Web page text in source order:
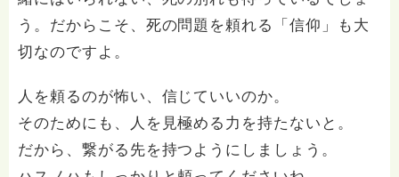
う。だからこそ、死の問題を頼れる「信仰」も大
切なのですよ。
人を頼るのが怖い、信じていいのか。
そのためにも、人を見極める力を持たないと。
だから、繋がる先を持つようにしましょう。